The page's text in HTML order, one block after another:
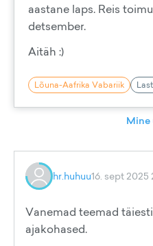
aastane laps. Reis
detsember.
Aitäh :)
Lõuna-Aafrika Vabariik
Mine
hr.huhuu16. sept 2025
Vanemad teemad
ajakohased.